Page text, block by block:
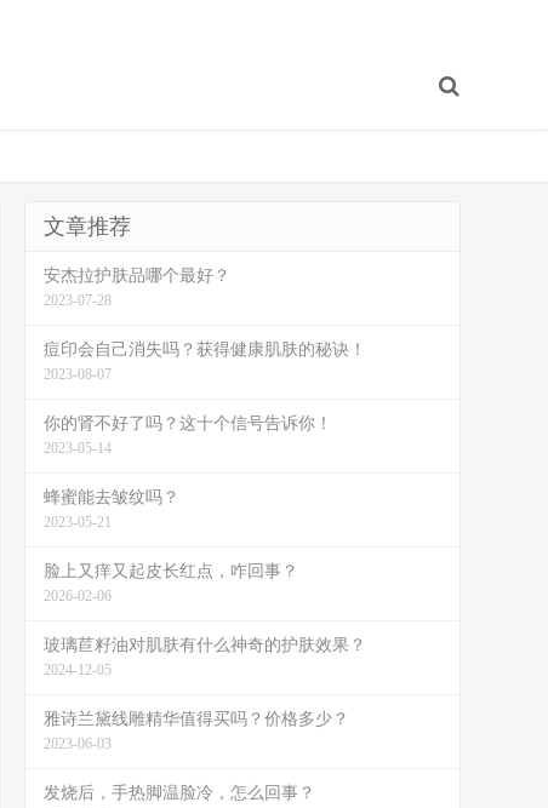
文章推荐
安杰拉护肤品哪个最好？
2023-07-28
痘印会自己消失吗？获得健康肌肤的秘诀！
2023-08-07
你的肾不好了吗？这十个信号告诉你！
2023-05-14
蜂蜜能去皱纹吗？
2023-05-21
脸上又痒又起皮长红点，咋回事？
2026-02-06
玻璃苣籽油对肌肤有什么神奇的护肤效果？
2024-12-05
雅诗兰黛线雕精华值得买吗？价格多少？
2023-06-03
发烧后，手热脚温脸冷，怎么回事？